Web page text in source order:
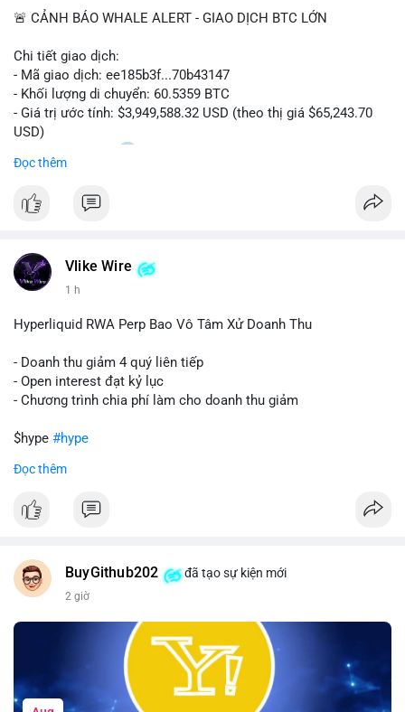
🚨 CẢNH BÁO WHALE ALERT - GIAO DỊCH BTC LỚN
Chi tiết giao dịch:
- Mã giao dịch: ee185b3f...70b43147
- Khối lượng di chuyển: 60.5359 BTC
- Giá trị ước tính: $3,949,588.32 USD (theo thị giá $65,243.70
USD)
- Thời gian: 15:20
Nhận định phân tích:
Khối lượng 60.5 BTC trị giá gần 4 triệu USD được di chuyển
thanh khoản trước khi đẩy giá. Nếu số BTC này được gửi lên
sàn tập trung, áp lực bán tiềm năng sẽ gia tăng. Ngược lại, nếu
củng cố niềm tin cho xu hướng tăng.
Lời khuyên:
Nhà đầu tư nên theo dõi sát dòng tiền tiếp theo từ địa chỉ này.
Nếu BTC được nạp thêm lên sàn, cần thận trọng với nhịp điều
nắm giữ vị thế hiện tại.
#60btc #dongtiencavoi
Đọc thêm
Vlike Wire
1 h
Hyperliquid RWA Perp Bao Vô Tâm Xử Doanh Thu
- Doanh thu giảm 4 quý liên tiếp
- Open interest đạt kỷ lục
- Chương trình chia phí làm cho doanh thu giảm
$hype #hype
#vlikevn
📰 Nguồn: CoinDesk
Đọc thêm
BuyGithub202 đã tạo sự kiện mới
2 giờ